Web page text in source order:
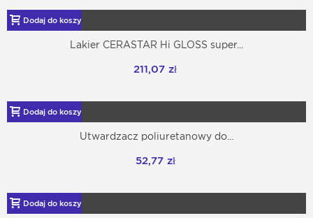
Dodaj do koszyka
Lakier CERASTAR Hi GLOSS super...
211,07 zł
Dodaj do koszyka
Utwardzacz poliuretanowy do...
52,77 zł
Dodaj do koszyka